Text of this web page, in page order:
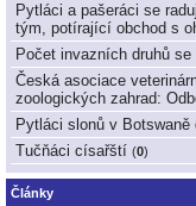
Pytláci a pašeráci se
tým, potírající obchod s
Počet invazních druhů
Česká asociace
zoologických zahrad:
Pytláci slonů v
Tučňáci císařští (0)
Články